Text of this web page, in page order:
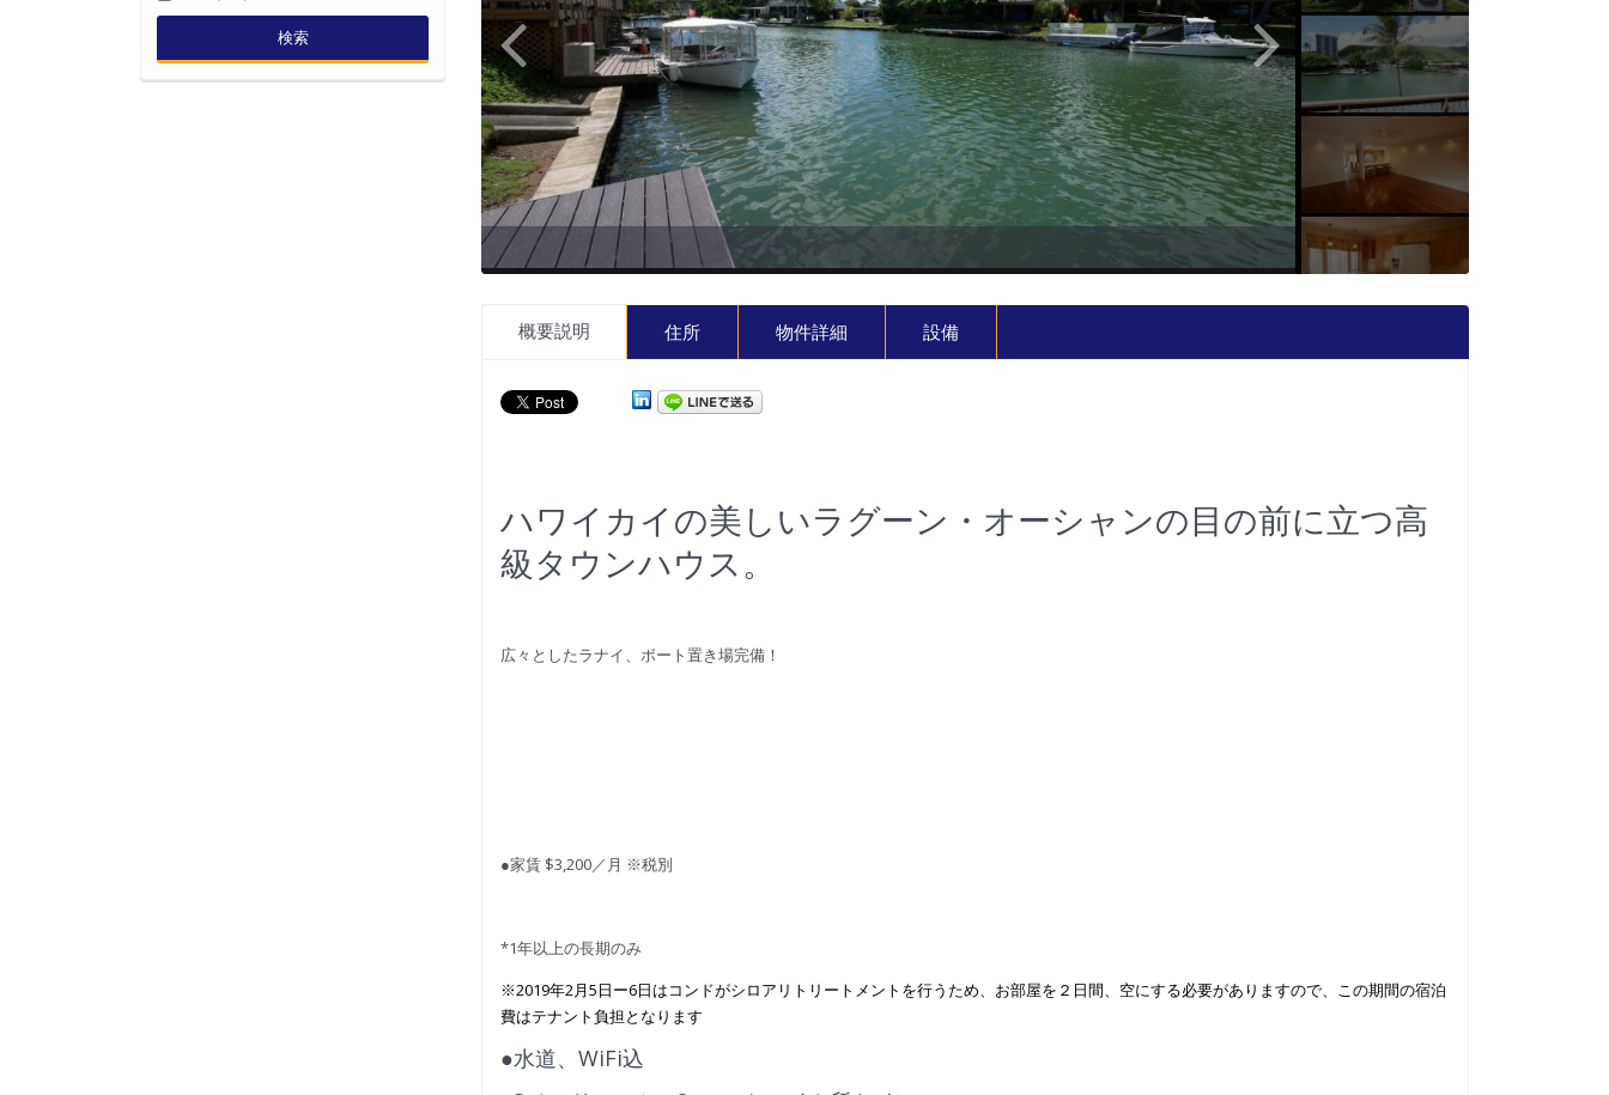
概要説明 住所 物件詳細 設備
ハワイカイの美しいラグーン・オーシャンの目の前に立つ高
級タウンハウス。
広々としたラナイ、ボート置き場完備！
●家賃 $3,200／月 ※税別
*1年以上の長期のみ
※2019年2月5日ー6日はコンドがシロアリトリートメントを行うため、お部屋を２日間、空にする必要がありますので、 この期間の宿泊
費はテナント負担となります
●水道、WiFi込
検索